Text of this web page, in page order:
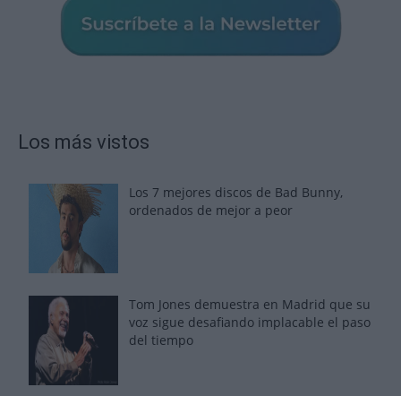
Los más vistos
Los 7 mejores discos de Bad Bunny,
ordenados de mejor a peor
Tom Jones demuestra en Madrid que su
voz sigue desafiando implacable el paso
del tiempo